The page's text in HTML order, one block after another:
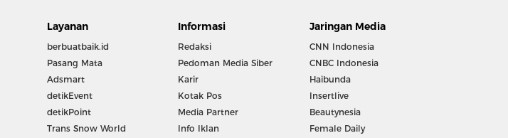
Layanan
berbuatbaik.id
Pasang Mata
Adsmart
detikEvent
detikPoint
Trans Snow World
Informasi
Redaksi
Pedoman Media Siber
Karir
Kotak Pos
Media Partner
Info Iklan
Jaringan Media
CNN Indonesia
CNBC Indonesia
Haibunda
Insertlive
Beautynesia
Female Daily